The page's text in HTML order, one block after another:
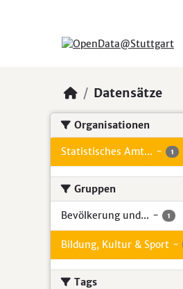
Datensätze
Organisationen
Statistisches Amt... - 1
Gruppen
Bevölkerung und... - 1
Bildung, Kultur & Sport -
Tags